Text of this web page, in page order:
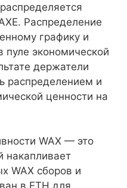
Распределение
графику и
пуле экономической
держатели
распределением и
ценности на
WAX — это
накапливает
WAX сборов и
в ETH для